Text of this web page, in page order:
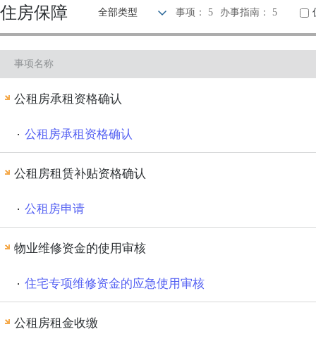
知识产权 环保绿化
其他
住房保障 全部类型 事项： 5 办事指南： 5
事项名称
公租房承租资格确认
公租房承租资格确认
公租房租赁补贴资格确认
公租房申请
物业维修资金的使用审核
住宅专项维修资金的应急使用审核
公租房租金收缴